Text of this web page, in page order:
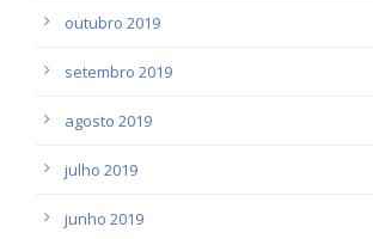
outubro 2019
setembro 2019
agosto 2019
julho 2019
junho 2019